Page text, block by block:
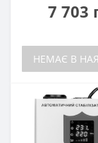
7 703
НЕМАЄ В